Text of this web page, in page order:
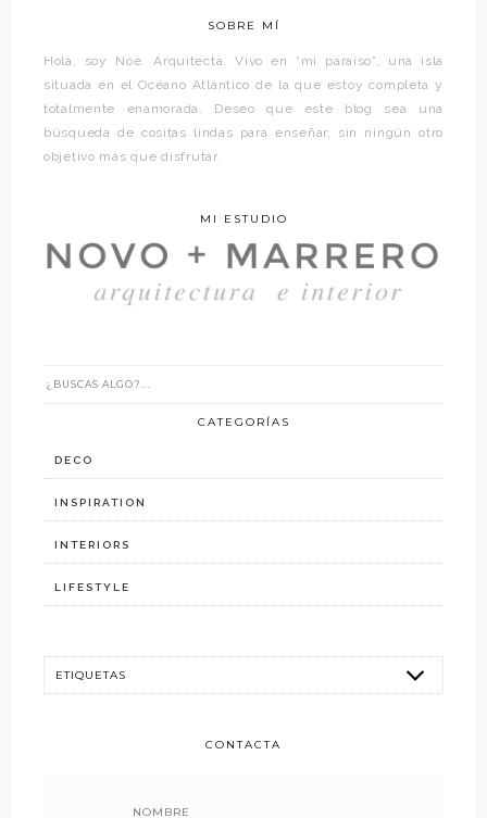
SOBRE MÍ
Hola, soy Noe. Arquitecta. Vivo en “mi paraíso”, una isla
situada en el Océano Atlántico de la que estoy completa y
totalmente enamorada. Deseo que este blog sea una
búsqueda de cositas lindas para enseñar, sin ningún otro
objetivo más que disfrutar.
MI ESTUDIO
CATEGORÍAS
DECO
INSPIRATION
INTERIORS
LIFESTYLE
CONTACTA